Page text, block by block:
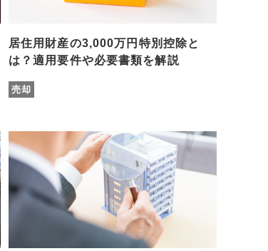
居住用財産の3,000万円特別控除と
は？適用要件や必要書類を解説
売却